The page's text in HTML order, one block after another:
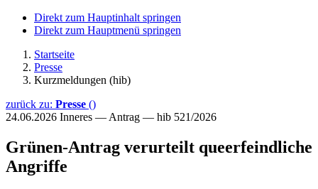
Direkt zum Hauptinhalt springen
Direkt zum Hauptmenü springen
Startseite
Presse
Kurzmeldungen (hib)
zurück zu: Presse ()
24.06.2026 Inneres — Antrag — hib 521/2026
Grünen-Antrag verurteilt queerfeindliche
Angriffe